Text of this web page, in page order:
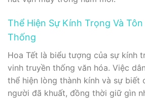
Thể Hiện Sự Kính Trọng Và
Thống
Hoa Tết là biểu tượng của sự kính
vinh truyền thống văn hóa. Việc
thể hiện lòng thành kính và sự biết
người đã khuất, đồng thời giữ gìn